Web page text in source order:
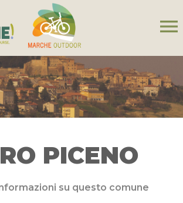
menu
PICENO
su questo comune